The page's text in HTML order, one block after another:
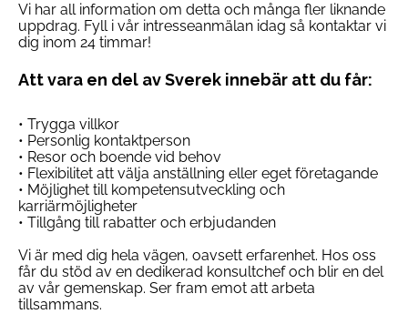
Vi har all information om detta och många fler liknande
uppdrag. Fyll i vår intresseanmälan idag så kontaktar vi
dig inom 24 timmar!
Att vara en del av Sverek innebär att du får:
• Trygga villkor
• Personlig kontaktperson
• Resor och boende vid behov
• Flexibilitet att välja anställning eller eget företagande
• Möjlighet till kompetensutveckling och
karriärmöjligheter
• Tillgång till rabatter och erbjudanden
Vi är med dig hela vägen, oavsett erfarenhet. Hos oss
får du stöd av en dedikerad konsultchef och blir en del
av vår gemenskap. Ser fram emot att arbeta
tillsammans.